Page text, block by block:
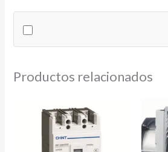
230V
cantidad
Productos relacionados